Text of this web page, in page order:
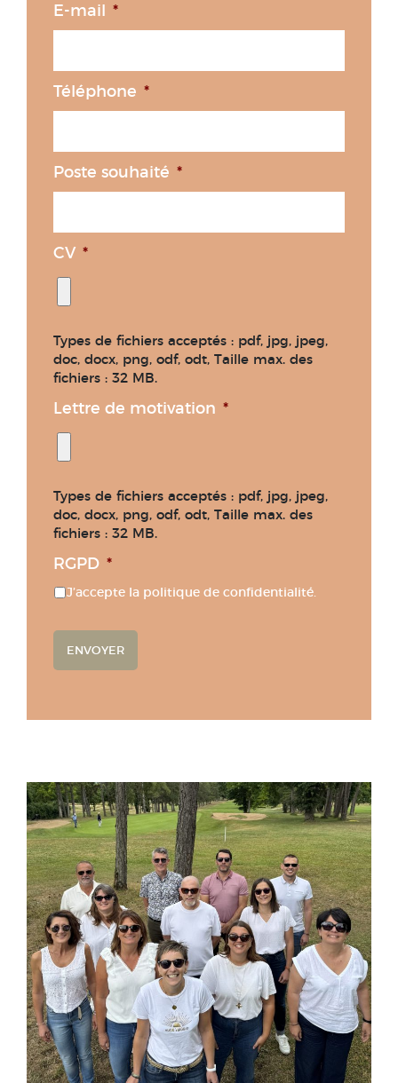
E-mail *
Téléphone *
Poste souhaité *
CV *
Types de fichiers acceptés : pdf, jpg, jpeg,
doc, docx, png, odf, odt, Taille max. des
fichiers : 32 MB.
Lettre de motivation *
Types de fichiers acceptés : pdf, jpg, jpeg,
doc, docx, png, odf, odt, Taille max. des
fichiers : 32 MB.
RGPD *
J’accepte la politique de confidentialité.